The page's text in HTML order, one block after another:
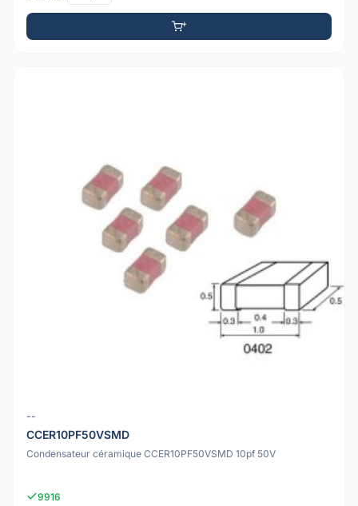
--
CCER10PF50VSMD
Condensateur céramique CCER10PF50VSMD 10pf 50V
9916